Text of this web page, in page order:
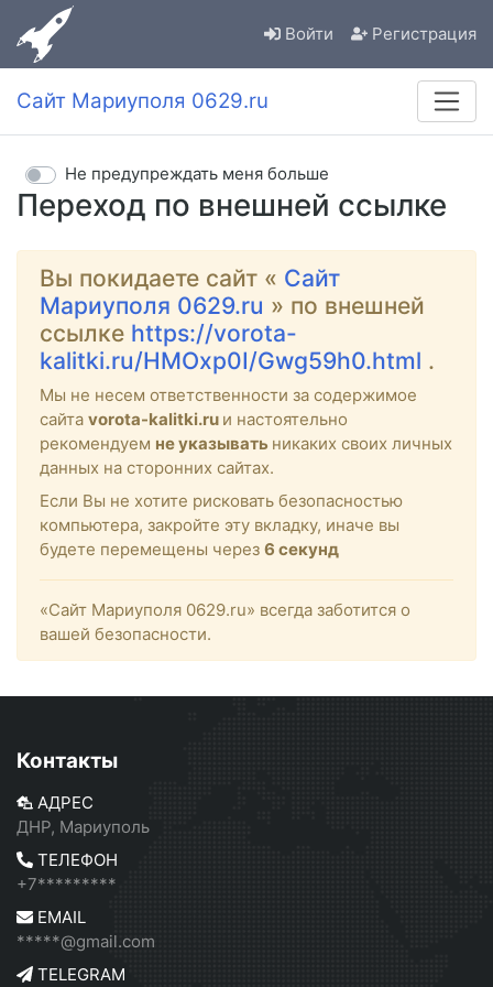
Войти Регистрация
Сайт Мариуполя 0629.ru
Переход по внешней ссылке
Не предупреждать меня больше
Вы покидаете сайт « Сайт
Мариуполя 0629.ru » по внешней
ссылке https://vorota-
kalitki.ru/HMOxp0I/Gwg59h0.html .
Мы не несем ответственности за содержимое
сайта vorota-kalitki.ru и настоятельно
рекомендуем не указывать никаких своих личных
данных на сторонних сайтах.
Если Вы не хотите рисковать безопасностью
компьютера, закройте эту вкладку, иначе вы
будете перемещены через 6 секунд
«Сайт Мариуполя 0629.ru» всегда заботится о
вашей безопасности.
Контакты
АДРЕС
ДНР, Мариуполь
ТЕЛЕФОН
+7*********
EMAIL
*****@gmail.com
TELEGRAM